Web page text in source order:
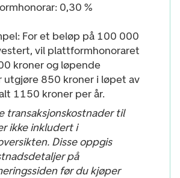
0,30 %
For et beløp på 100 000
vil plattformhonoraret
kroner og løpende
utgjøre 850 kroner i løpet av
1150 kroner per år.
transaksjonskostnader til
ikke inkludert i
Disse oppgis
på
før du kjøper